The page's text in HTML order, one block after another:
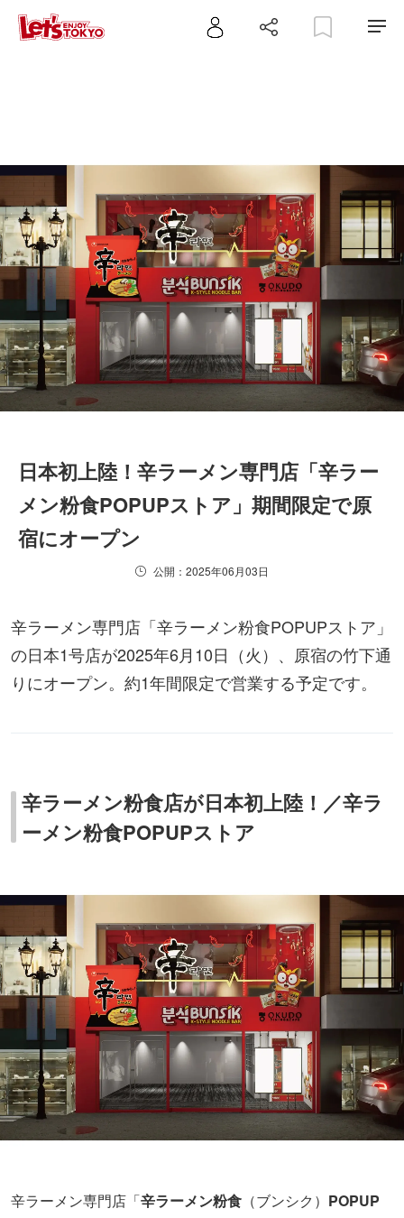
日本初上陸！辛ラーメン専門店「辛ラー
メン粉食POPUPストア」期間限定で原
宿にオープン
公開：2025年06月03日
辛ラーメン専門店「辛ラーメン粉食POPUPストア」
の日本1号店が2025年6月10日（火）、原宿の竹下通
りにオープン。約1年間限定で営業する予定です。
辛ラーメン粉食店が日本初上陸！／辛ラ
ーメン粉食POPUPストア
辛ラーメン専門店「辛ラーメン粉食 （ブンシク） POPUP